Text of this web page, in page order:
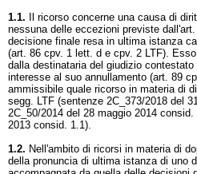
1.1. Il ricorso concerne una causa di
nessuna delle eccezioni previste dall'
decisione finale resa in ultima istanza
(art. 86 cpv. 1 lett. d e cpv. 2 LTF).
dalla destinataria del giudizio contestato
interesse al suo annullamento (art. 89
ammissibile quale ricorso in materia di
segg. LTF (sentenze 2C_373/2018 del
2C_50/2014 del 28 maggio 2014
2013 consid. 1.1).
1.2. Nell'ambito di ricorsi in materia di
della pronuncia di ultima istanza di uno